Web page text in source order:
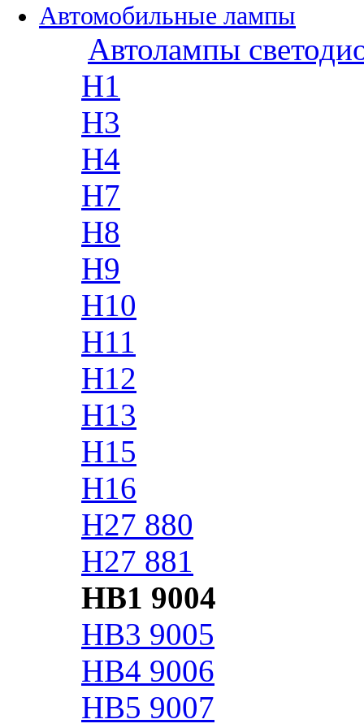
Автомобильные лампы
Автолампы
H1
H3
H4
H7
H8
H9
H10
H11
H12
H13
H15
H16
H27 880
H27 881
HB1 9004
HB3 9005
HB4 9006
HB5 9007